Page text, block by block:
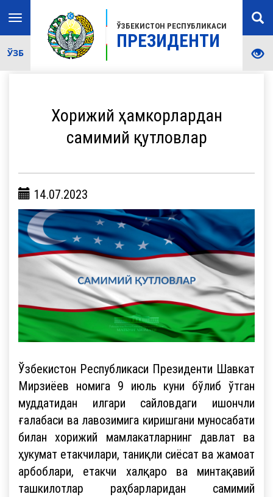
ЎЗБЕКИСТОН РЕСПУБЛИКАСИ
ПРЕЗИДЕНТИ
Toggle
navigation
ЎЗБ
Хорижий ҳамкорлардан
самимий қутловлар
14.07.2023
Ўзбекистон Республикаси Президенти Шавкат
Мирзиёев номига 9 июль куни бўлиб ўтган
муддатидан илгари сайловдаги ишончли
ғалабаси ва лавозимига киришгани муносабати
билан хорижий мамлакатларнинг давлат ва
ҳукумат етакчилари, таниқли сиёсат ва жамоат
арбоблари, етакчи халқаро ва минтақавий
ташкилотлар раҳбарларидан самимий